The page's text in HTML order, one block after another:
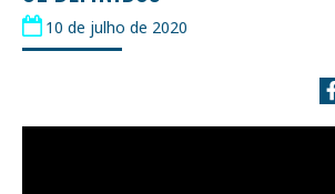
10 de julho de 2020